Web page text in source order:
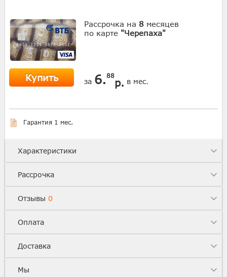
Рассрочка на 8 месяцев
по карте "Черепаха"
Купить за 6.88
р. в мес.
Гарантия 1 мес.
Характеристики
Рассрочка
Отзывы 0
Оплата
Доставка
Мы